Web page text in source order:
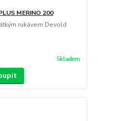
MERINO 200
rukávem Devold
Skladem